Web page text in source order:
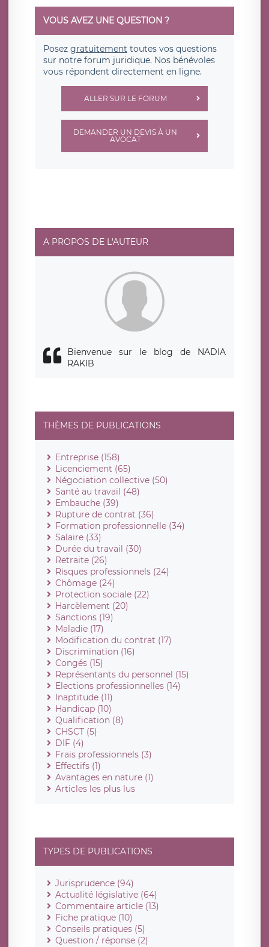
VOUS AVEZ UNE QUESTION ?
Posez gratuitement toutes vos questions
sur notre forum juridique. Nos bénévoles
vous répondent directement en ligne.
ALLER SUR LE FORUM
DEMANDER UN DEVIS À UN
AVOCAT
A PROPOS DE L'AUTEUR
Bienvenue sur le blog de NADIA
RAKIB
THÈMES DE PUBLICATIONS
Entreprise (158)
Licenciement (65)
Négociation collective (50)
Santé au travail (48)
Embauche (39)
Rupture de contrat (36)
Formation professionnelle (34)
Salaire (33)
Durée du travail (30)
Retraite (26)
Risques professionnels (24)
Chômage (24)
Protection sociale (22)
Harcèlement (20)
Sanctions (19)
Maladie (17)
Modification du contrat (17)
Discrimination (16)
Congés (15)
Représentants du personnel (15)
Elections professionnelles (14)
Inaptitude (11)
Handicap (10)
Qualification (8)
CHSCT (5)
DIF (4)
Frais professionnels (3)
Effectifs (1)
Avantages en nature (1)
Articles les plus lus
TYPES DE PUBLICATIONS
Jurisprudence (94)
Actualité législative (64)
Commentaire article (13)
Fiche pratique (10)
Conseils pratiques (5)
Question / réponse (2)